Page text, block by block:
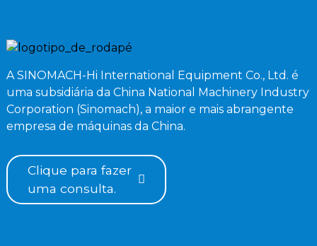
A SINOMACH-Hi International Equipment Co., Ltd. é
uma subsidiária da China National Machinery Industry
Corporation (Sinomach), a maior e mais abrangente
empresa de máquinas da China.
Clique para fazer
uma consulta.